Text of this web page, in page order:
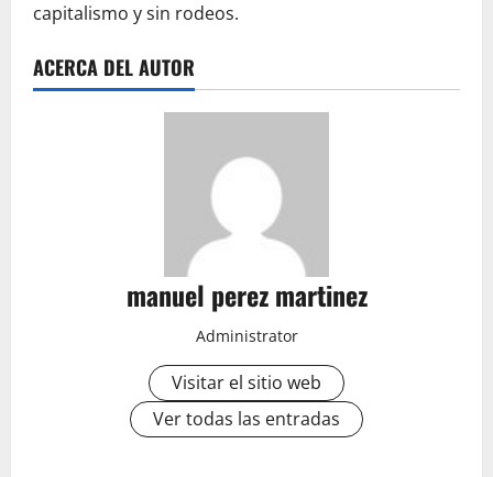
capitalismo y sin rodeos.
ACERCA DEL AUTOR
manuel perez martinez
Administrator
Visitar el sitio web
Ver todas las entradas